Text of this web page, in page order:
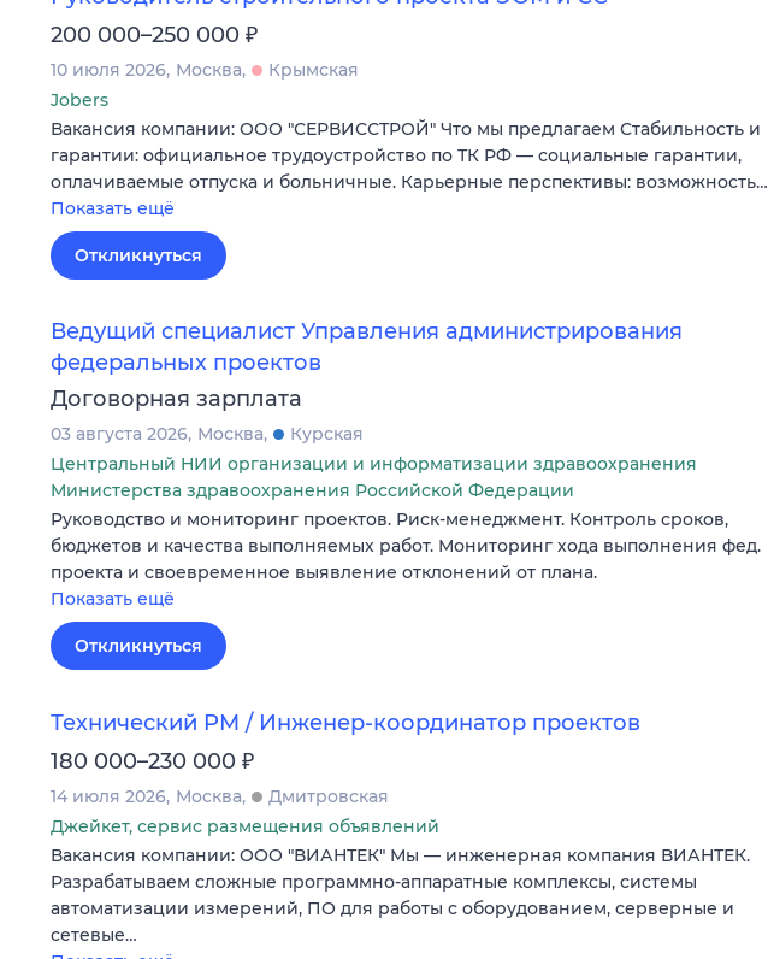
200 000–250 000 ₽
10 июля 2026 Москва
Крымская
Jobers
Вакансия компании: ООО "СЕРВИССТРОЙ" Что мы предлагаем Стабильность и
гарантии: официальное трудоустройство по ТК РФ — социальные гарантии,
оплачиваемые отпуска и больничные. Карьерные перспективы: возможность…
Показать ещё
Откликнуться
Ведущий специалист Управления администрирования
федеральных проектов
Договорная зарплата
03 августа 2026 Москва
Курская
Центральный НИИ организации и информатизации здравоохранения
Министерства здравоохранения Российской Федерации
Руководство и мониторинг проектов. Риск-менеджмент. Контроль сроков,
бюджетов и качества выполняемых работ. Мониторинг хода выполнения фед.
проекта и своевременное выявление отклонений от плана.
Показать ещё
Откликнуться
Технический PM / Инженер-координатор проектов
180 000–230 000 ₽
14 июля 2026 Москва
Дмитровская
Джейкет, сервис размещения объявлений
Вакансия компании: ООО "ВИАНТЕК" Мы — инженерная компания ВИАНТЕК.
Разрабатываем сложные программно-аппаратные комплексы, системы
автоматизации измерений, ПО для работы с оборудованием, серверные и
сетевые…